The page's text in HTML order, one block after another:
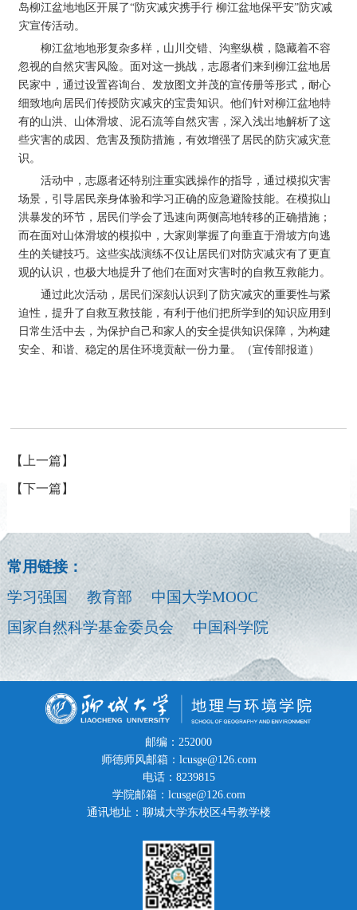
岛柳江盆地地区开展了“防灾减灾携手行 柳江盆地保平安”防灾减
灾宣传活动。
柳江盆地地形复杂多样，山川交错、沟壑纵横，隐藏着不容
忽视的自然灾害风险。面对这一挑战，志愿者们来到柳江盆地居
民家中，通过设置咨询台、发放图文并茂的宣传册等形式，耐心
细致地向居民们传授防灾减灾的宝贵知识。他们针对柳江盆地特
有的山洪、山体滑坡、泥石流等自然灾害，深入浅出地解析了这
些灾害的成因、危害及预防措施，有效增强了居民的防灾减灾意
识。
活动中，志愿者还特别注重实践操作的指导，通过模拟灾害
场景，引导居民亲身体验和学习正确的应急避险技能。在模拟山
洪暴发的环节，居民们学会了迅速向两侧高地转移的正确措施；
而在面对山体滑坡的模拟中，大家则掌握了向垂直于滑坡方向逃
生的关键技巧。这些实战演练不仅让居民们对防灾减灾有了更直
观的认识，也极大地提升了他们在面对灾害时的自救互救能力。
通过此次活动，居民们深刻认识到了防灾减灾的重要性与紧
迫性，提升了自救互救技能，有利于他们把所学到的知识应用到
日常生活中去，为保护自己和家人的安全提供知识保障，为构建
安全、和谐、稳定的居住环境贡献一份力量。（宣传部报道）
【上一篇】
【下一篇】
常用链接：
学习强国
教育部
中国大学MOOC
国家自然科学基金委员会
中国科学院
邮编：252000
师德师风邮箱：lcusge@126.com
电话：8239815
学院邮箱：lcusge@126.com
通讯地址：聊城大学东校区4号教学楼